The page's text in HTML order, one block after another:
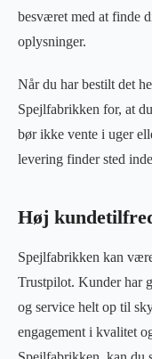
besværet med at finde
oplysninger.
Når du har bestilt det
Spejlfabrikken for, at
bør ikke vente i uger
levering finder sted
Høj
Spejlfabrikken kan
Trustpilot. Kunder har
og service helt op til
engagement i kvalitet